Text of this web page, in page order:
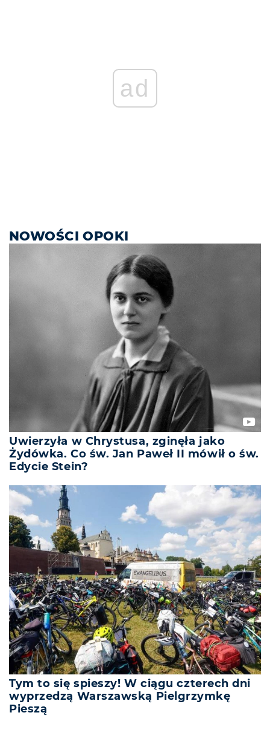
ad
NOWOŚCI OPOKI
Uwierzyła w Chrystusa, zginęła jako
Żydówka. Co św. Jan Paweł II mówił o św.
Edycie Stein?
Tym to się spieszy! W ciągu czterech dni
wyprzedzą Warszawską Pielgrzymkę
Pieszą